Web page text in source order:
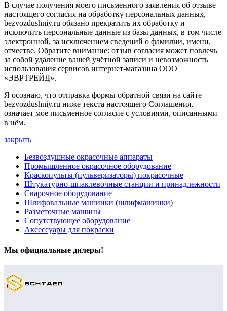
В случае получения моего письменного заявления об отзыве
настоящего согласия на обработку персональных данных,
bezvozdushniy.ru обязано прекратить их обработку и
исключить персональные данные из базы данных, в том числе
электронной, за исключением сведений о фамилии, имени,
отчестве. Обратите внимание: отзыв согласия может повлечь
за собой удаление вашей учётной записи и невозможность
использования сервисов интернет-магазина ООО
«ЭВРТРЕЙД».
Я осознаю, что отправка формы обратной связи на сайте
bezvozdushniy.ru ниже текста настоящего Соглашения,
означает мое письменное согласие с условиями, описанными
в нём.
закрыть
Безвоздушные окрасочные аппараты
Промышленное окрасочное оборудование
Краскопульты (пульверизаторы) покрасочные
Штукатурно-шпаклевочные станции и принадлежности
Сварочное оборудование
Шлифовальные машинки (шлифмашинки)
Разметочные машины
Сопутствующее оборудование
Аксессуары для покраски
Мы официальные дилеры!